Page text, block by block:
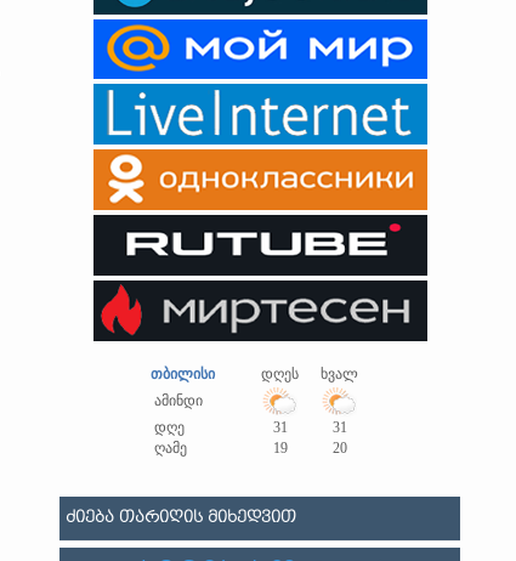
თბილისი დღეს
ხვალ
ამინდი
დღე
31
31
ღამე
19 20
ᲫᲘᲔᲑᲐ ᲗᲐᲠᲘᲦᲘᲡ ᲛᲘᲮᲔᲓᲕᲘᲗ